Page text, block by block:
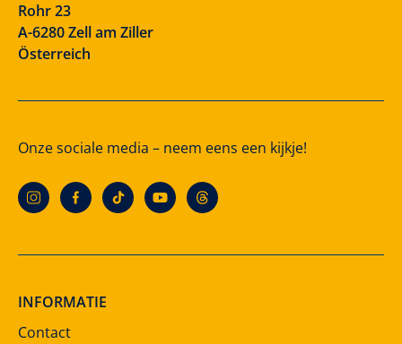
Rohr 23
A-6280 Zell am Ziller
Österreich
Onze sociale media – neem eens een kijkje!
INFORMATIE
Contact